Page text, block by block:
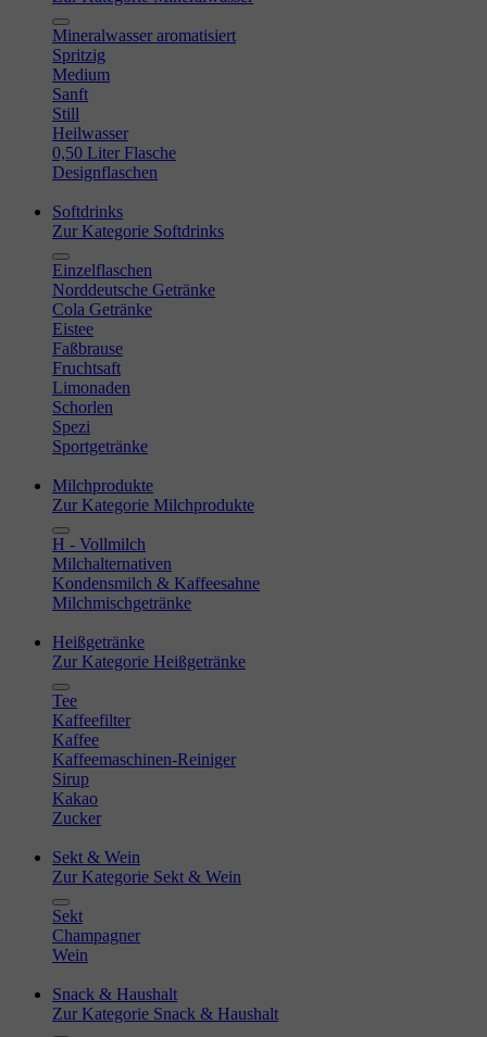
Mineralwasser aromatisiert
Spritzig
Medium
Sanft
Still
Heilwasser
0,50 Liter Flasche
Designflaschen
Softdrinks
Zur Kategorie Softdrinks
Einzelflaschen
Norddeutsche Getränke
Cola Getränke
Eistee
Faßbrause
Fruchtsaft
Limonaden
Schorlen
Spezi
Sportgetränke
Milchprodukte
Zur Kategorie Milchprodukte
H - Vollmilch
Milchalternativen
Kondensmilch & Kaffeesahne
Milchmischgetränke
Heißgetränke
Zur Kategorie Heißgetränke
Tee
Kaffeefilter
Kaffee
Kaffeemaschinen-Reiniger
Sirup
Kakao
Zucker
Sekt & Wein
Zur Kategorie Sekt & Wein
Sekt
Champagner
Wein
Snack & Haushalt
Zur Kategorie Snack & Haushalt